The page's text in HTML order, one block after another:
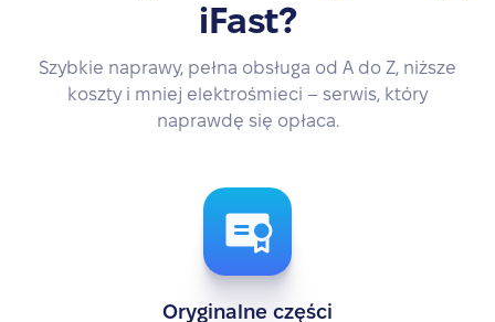
iFast?
Szybkie naprawy, pełna obsługa od A do Z, niższe
koszty i mniej elektrośmieci – serwis, który
naprawdę się opłaca.
Oryginalne części